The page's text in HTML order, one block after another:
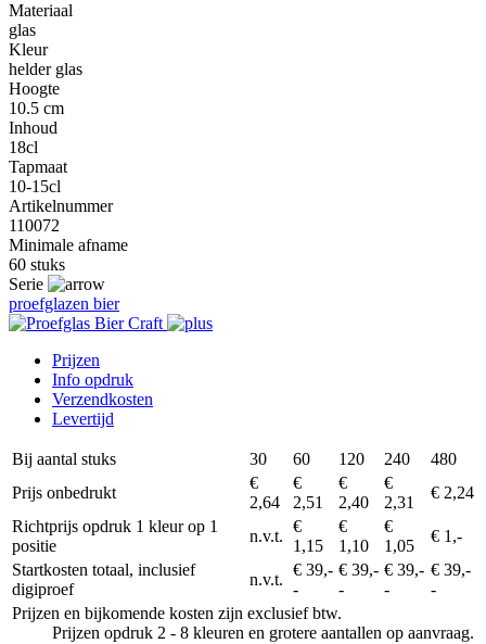
Materiaal
glas
Kleur
helder glas
Hoogte
10.5 cm
Inhoud
18cl
Tapmaat
10-15cl
Artikelnummer
110072
Minimale afname
60 stuks
Serie
proefglazen bier
Prijzen
Info opdruk
Verzendkosten
Levertijd
Bij aantal stuks 30 60 120 240
480
Prijs onbedrukt
€
2,64
€
2,51
€
2,40
€
2,31
€ 2,24
Richtprijs opdruk 1 kleur op 1
positie
n.v.t.
€
1,15
€
1,10
€
1,05
€ 1,-
Startkosten totaal, inclusief
digiproef
n.v.t.
€ 39,-
-
€ 39,-
-
€ 39,-
-
€ 39,-
-
Prijzen en bijkomende kosten zijn exclusief btw.
Prijzen opdruk 2 - 8 kleuren en grotere aantallen op aanvraag.